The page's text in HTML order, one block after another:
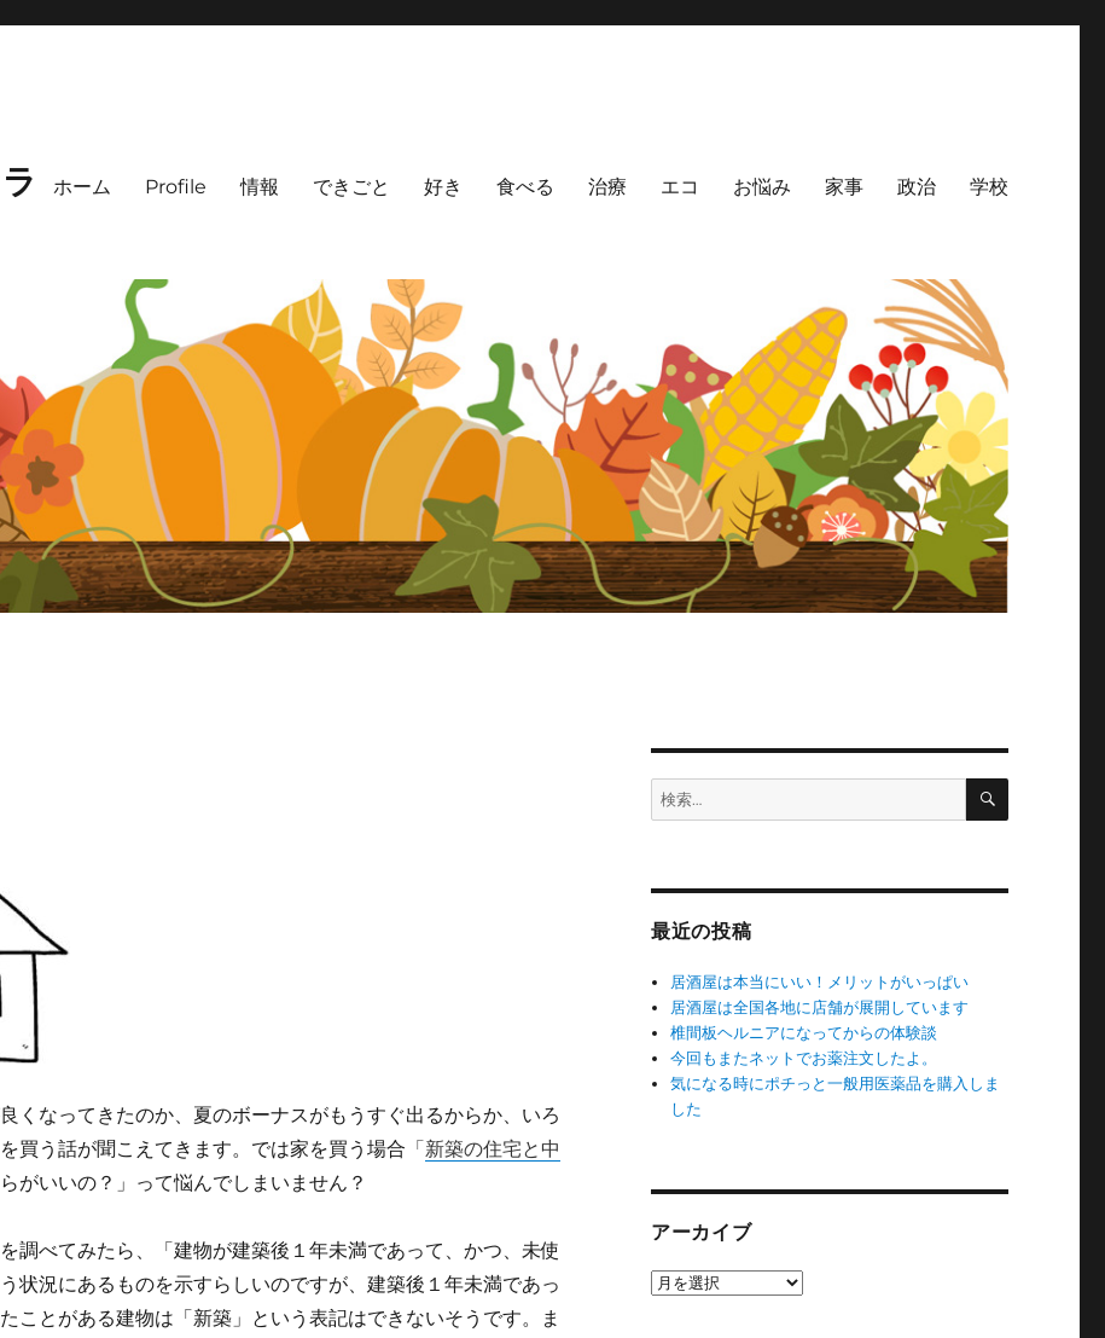
ホーム Profile 情報 できごと 好き 食べる 治療 エコ お悩み 家事 政治 学校
くなってきたのか、夏のボーナスがもうすぐ出るからか、いろ
買う話が聞こえてきます。では家を買う場合 「新築の住宅と中
がいいの？」って悩んでしまいません？
を調べてみたら、「建物が建築後１年未満であって、かつ、未使
状況にあるものを示すらしいのですが、建築後１年未満であっ
ことがある建物は「新築」という表記はできないそうです。ま
検
索:
検
最近の投稿
居酒屋は本当にいい！メリットがいっぱい
居酒屋は全国各地に店舗が展開しています
椎間板ヘルニアになってからの体験談
今回もまたネットでお薬注文したよ。
気になる時にポチっと一般用医薬品を購入しま
した
アーカイブ
ア